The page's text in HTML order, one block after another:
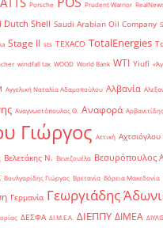
Porsche Prudent Warrior
Dutch Shell Saudi Arabian Oil Company
Stage II sts TEXACO TotalEnergies
windfall tax WOOD World Bank WTI Yiufi
Αγγελική Ναταλία Αδαμοπούλου Αλβανία
Αναγνωστόπουλος Θ. Αναφορά
Γιώργος Αττική
Βελετάκης Ν. Βενεζουέλα Βεσυρόπουλος
Βουλγαρίδης Γιώργος Βρετανία Βόρεια Μακεδονία
Γερμανία Γεωργιάδης
ΔΕΣΦΑ ΔΙ.Μ.Ε.Α. ΔΙΕΠΠΥ ΔΙΜΕΑ